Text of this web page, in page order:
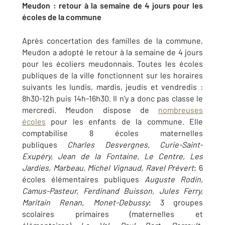
Meudon : retour à la semaine de 4 jours pour les
écoles de la commune
Après concertation des familles de la commune,
Meudon a adopté le retour à la semaine de 4 jours
pour les écoliers meudonnais. Toutes les écoles
publiques de la ville fonctionnent sur les horaires
suivants les lundis, mardis, jeudis et vendredis :
8h30-12h puis 14h-16h30. Il n’y a donc pas classe le
mercredi. Meudon dispose de nombreuses
écoles pour les enfants de la commune. Elle
comptabilise 8 écoles maternelles
publiques Charles Desvergnes, Curie-Saint-
Exupéry, Jean de la Fontaine, Le Centre, Les
Jardies, Marbeau, Michel Vignaud, Ravel Prévert; 6
écoles élémentaires publiques Auguste Rodin,
Camus-Pasteur, Ferdinand Buisson, Jules Ferry,
Maritain Renan, Monet-Debussy; 3 groupes
scolaires primaires (maternelles et